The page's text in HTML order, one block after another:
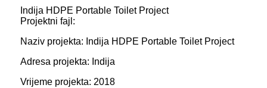
Indija HDPE Portable Toilet Project
Projektni fajl:
Naziv projekta: Indija HDPE Portable Toilet Project
Adresa projekta: Indija
Vrijeme projekta: 2018